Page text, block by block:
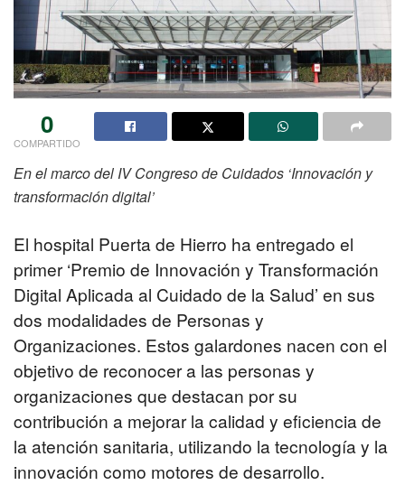
0
COMPARTIDO
En el marco del IV Congreso de Cuidados ‘Innovación y
transformación digital’
El hospital Puerta de Hierro ha entregado el
primer ‘Premio de Innovación y Transformación
Digital Aplicada al Cuidado de la Salud’ en sus
dos modalidades de Personas y
Organizaciones. Estos galardones nacen con el
objetivo de reconocer a las personas y
organizaciones que destacan por su
contribución a mejorar la calidad y eficiencia de
la atención sanitaria, utilizando la tecnología y la
innovación como motores de desarrollo.